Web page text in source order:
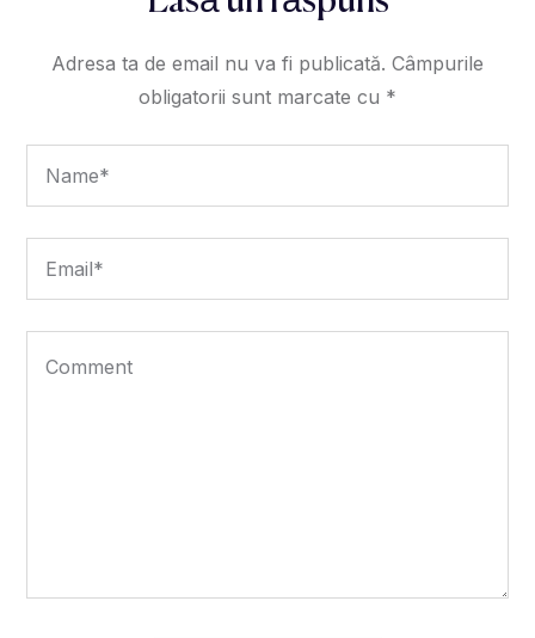
Adresa ta de email nu va fi publicată. Câmpurile
obligatorii sunt marcate cu *